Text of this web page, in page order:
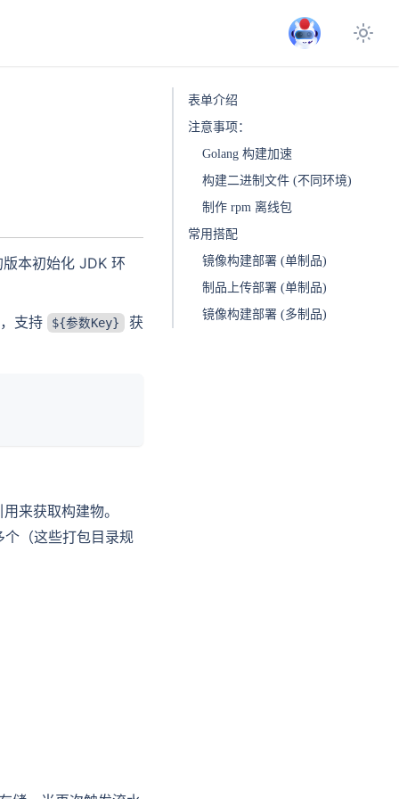
本初始化 JDK 环
支持 ${参数Key}
获
来获取构建物。
个（这些打包目录规
表单介绍
注意事项：
Golang 构建加速
构建二进制文件 (不同环境)
制作 rpm 离线包
常用搭配
镜像构建部署 (单制品)
制品上传部署 (单制品)
镜像构建部署 (多制品)